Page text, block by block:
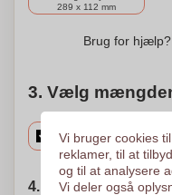
289 x 112 mm
Brug for hjælp?
3. Vælg
4. Vælg
Vi bruger cookies
reklamer, til at
og til at analysere
Vi deler også